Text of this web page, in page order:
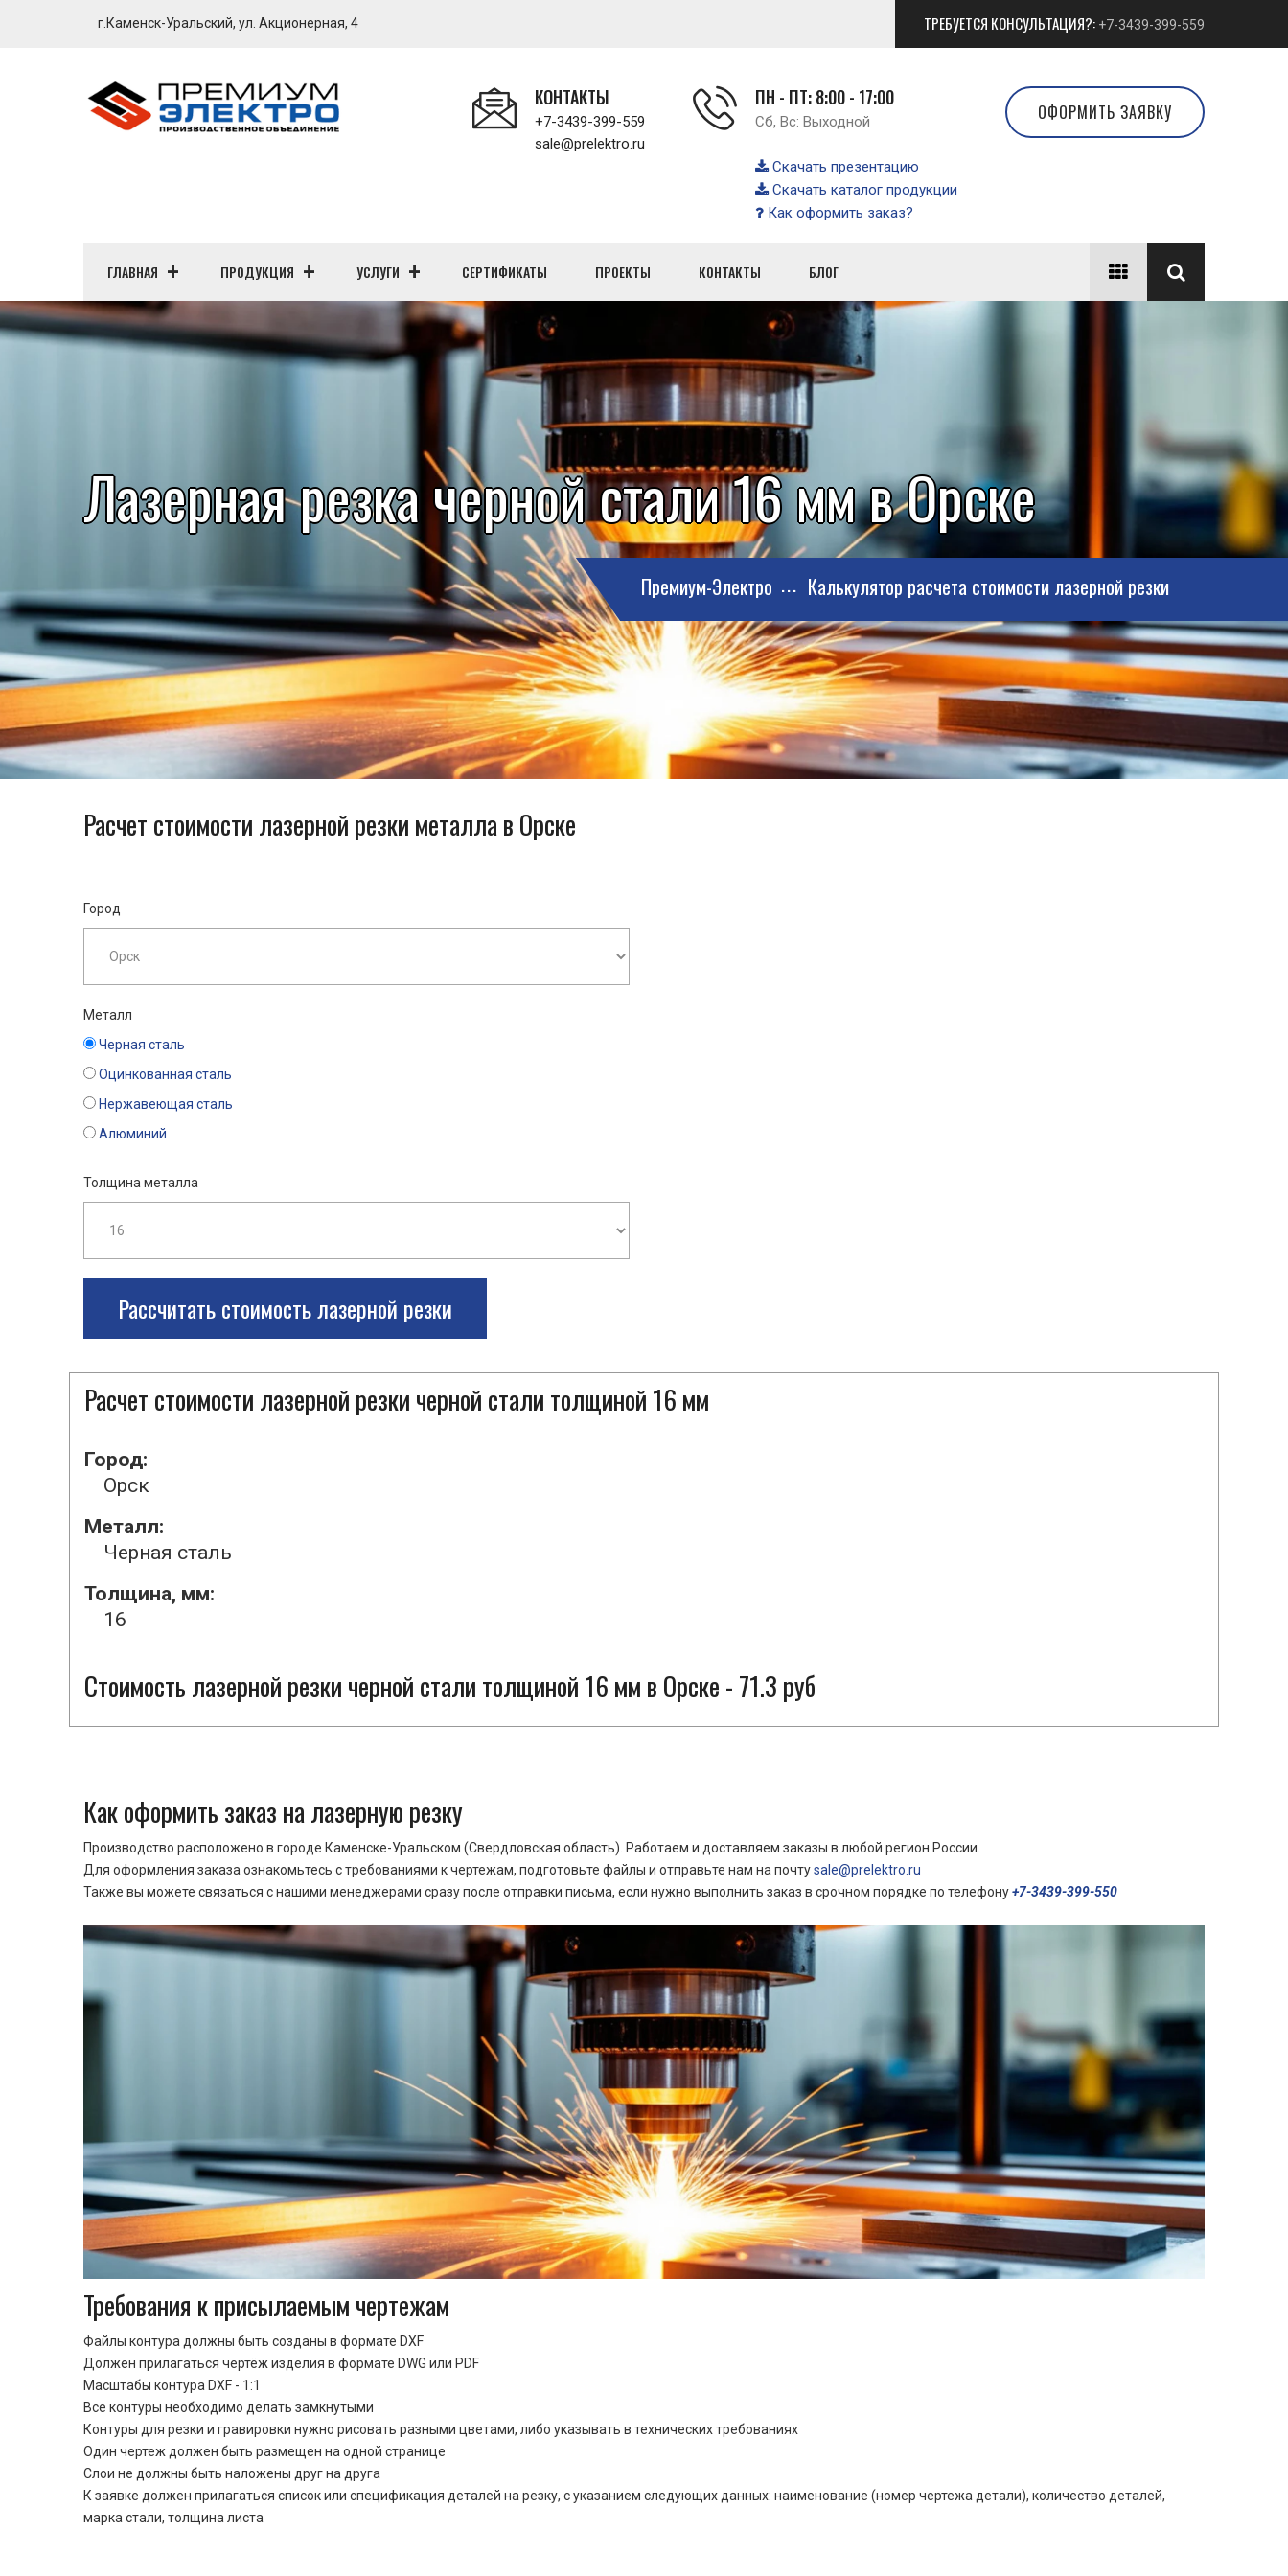
г.Каменск-Уральский, ул. Акционерная, 4 ТРЕБУЕТСЯ КОНСУЛЬТАЦИЯ?: +7-3439-399-559
КОНТАКТЫ
+7-3439-399-559
sale@prelektro.ru
ПН - ПТ: 8:00 - 17:00
Сб, Вс: Выходной
Скачать презентацию
Скачать каталог продукции
Как оформить заказ?
ОФОРМИТЬ ЗАЯВКУ
ГЛАВНАЯ ПРОДУКЦИЯ УСЛУГИ СЕРТИФИКАТЫ ПРОЕКТЫ КОНТАКТЫ БЛОГ
Лазерная резка черной стали 16 мм в Орске
Премиум-Электро Калькулятор расчета стоимости лазерной резки
Расчет стоимости лазерной резки металла в Орске
Город
Металл
Черная сталь
Оцинкованная сталь
Нержавеющая сталь
Алюминий
Толщина металла
Рассчитать стоимость лазерной резки
Расчет стоимости лазерной резки черной стали толщиной 16 мм
Город:
Орск
Металл:
Черная сталь
Толщина, мм:
16
Стоимость лазерной резки черной стали толщиной 16 мм в Орске - 71.3 руб
Как оформить заказ на лазерную резку
Производство расположено в городе Каменске-Уральском (Свердловская область). Работаем и доставляем заказы в любой регион России.
Для оформления заказа ознакомьтесь с требованиями к чертежам, подготовьте файлы и отправьте нам на почтуsale@prelektro.ru
Также вы можете связаться с нашими менеджерами сразу после отправки письма, если нужно выполнить заказ в срочном порядке по телефону+7-3439-399-550
Требования к присылаемым чертежам
Файлы контура должны быть созданы в формате DXF
Должен прилагаться чертёж изделия в формате DWG или PDF
Масштабы контура DXF - 1:1
Все контуры необходимо делать замкнутыми
Контуры для резки и гравировки нужно рисовать разными цветами, либо указывать в технических требованиях
Один чертеж должен быть размещен на одной странице
Cлои не должны быть наложены друг на друга
К заявке должен прилагаться список или спецификация деталей на резку, с указанием следующих данных: наименование (номер чертежа детали), количество деталей,
марка стали, толщина листа